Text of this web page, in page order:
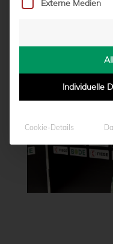
vonMoritz
Externe Medien
Individuelle
Cookie-Details